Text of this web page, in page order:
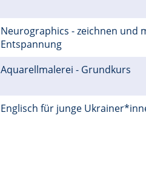
Neurographics - zeichnen und
Entspannung
Aquarellmalerei - Grundkurs
Englisch für junge